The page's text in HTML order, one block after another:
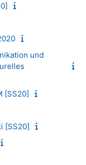
und
[SS20]
[SS20]